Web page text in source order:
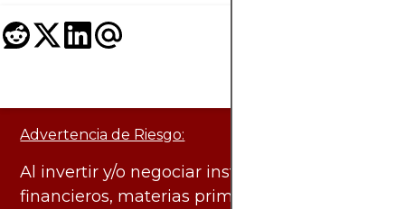
Advertencia de Riesgo:
Al invertir y/o negociar instrumentos
financieros, materias primas y otros activos,